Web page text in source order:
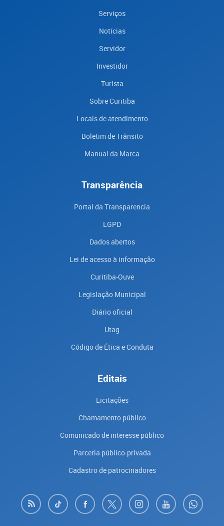
Serviços
Notícias
Servidor
Investidor
Turista
Sobre Curitiba
Locais de atendimento
Boletim de Trânsito
Manual da Marca
Transparência
Portal da Transparencia
LGPD
Dados abertos
Lei de acesso à informação
Curitiba-Ouve
Legislação Municipal
Diário oficial
Utag
Código de Ética e Conduta
Editais
Licitações
Chamamento público
Comunicado de interesse público
Parceria público-privada
Cadastro de patrocinadores